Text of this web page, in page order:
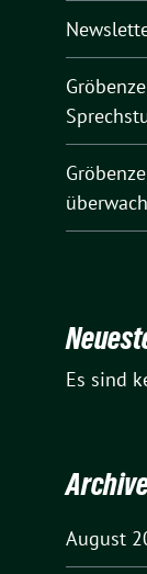
Es sind
August